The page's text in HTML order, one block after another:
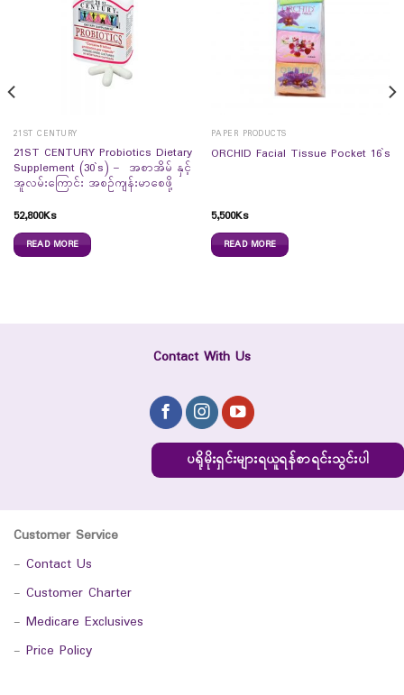
21ST CENTURY
21ST CENTURY Probiotics Dietary
Supplement (30`s) – အစာအိမ် နှင့်
အူလမ်းကြောင်း အစဉ်ကျန်းမာစေဖို့
52,800Ks
READ MORE
PAPER PRODUCTS
ORCHID Facial Tissue Pocket 16`s
5,500Ks
READ MORE
Contact With Us
ပရိုမိုးရှင်းများရယူရန်စာရင်းသွင်းပါ
Customer Service
- Contact Us
- Customer Charter
- Medicare Exclusives
- Price Policy